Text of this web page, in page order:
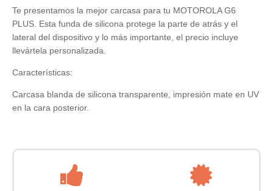
Te presentamos la mejor carcasa para tu MOTOROLA G6
PLUS. Esta funda de silicona protege la parte de atrás y el
lateral del dispositivo y lo más importante, el precio incluye
llevártela personalizada.
Características:
Carcasa blanda de silicona transparente, impresión mate en UV
en la cara posterior.